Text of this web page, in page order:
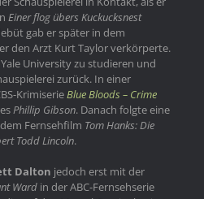
Einer flog übers Kuckucksnest
gab er später in dem
den Arzt Kurt Taylor verkörperte.
University zu studieren und
zurück. In einer
KrimiserieBlue Bloods – Crime
Phillip Gibson. Danach folgte eine
Fernsehfilm Tom Hanks: Die
Todd Lincoln.
Dalton jedoch erst mit der
Ward in der ABC-Fernsehserie